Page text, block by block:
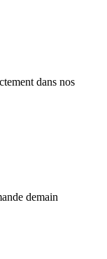
dans nos
demain